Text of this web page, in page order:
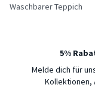
Waschbarer Teppich
5%
Melde dich für
Kollektionen,